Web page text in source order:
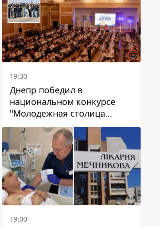
19:30
Днепр победил в
национальном конкурсе
"Молодежная столица
Украины – 2026"
19:00